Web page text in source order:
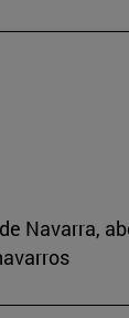
Navarra,